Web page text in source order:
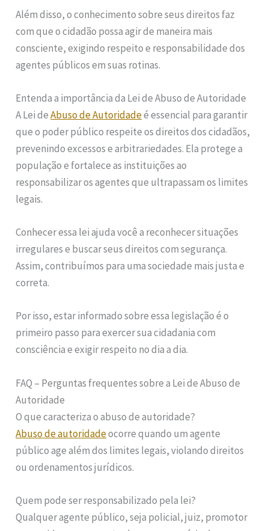
Além disso, o conhecimento sobre seus direitos faz
com que o cidadão possa agir de maneira mais
consciente, exigindo respeito e responsabilidade dos
agentes públicos em suas rotinas.
Entenda a importância da Lei de Abuso de Autoridade
A Lei deAbuso de Autoridadeé essencial para garantir
que o poder público respeite os direitos dos cidadãos,
prevenindo excessos e arbitrariedades. Ela protege a
população e fortalece as instituições ao
responsabilizar os agentes que ultrapassam os limites
legais.
Conhecer essa lei ajuda você a reconhecer situações
irregulares e buscar seus direitos com segurança.
Assim, contribuímos para uma sociedade mais justa e
correta.
Por isso, estar informado sobre essa legislação é o
primeiro passo para exercer sua cidadania com
consciência e exigir respeito no dia a dia.
FAQ – Perguntas frequentes sobre a Lei de Abuso de
Autoridade
O que caracteriza o abuso de autoridade?
Abuso de autoridadeocorre quando um agente
público age além dos limites legais, violando direitos
ou ordenamentos jurídicos.
Quem pode ser responsabilizado pela lei?
Qualquer agente público, seja policial, juiz, promotor